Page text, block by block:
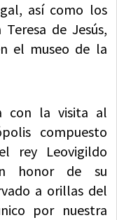
así como los
de Jesús,
el museo de la
con la visita al
compuesto
rey Leovigildo
honor de su
a orillas del
por nuestra